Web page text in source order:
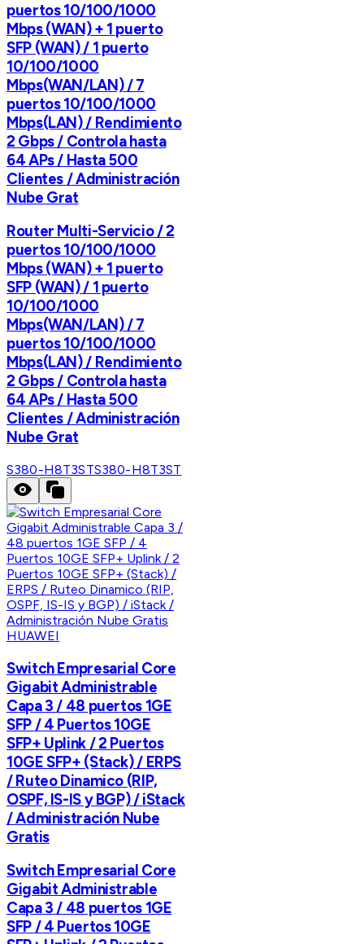
puertos 10/100/1000
Mbps (WAN) + 1 puerto
SFP (WAN) / 1 puerto
10/100/1000
Mbps(WAN/LAN) / 7
puertos 10/100/1000
Mbps(LAN) / Rendimiento
2 Gbps / Controla hasta
64 APs / Hasta 500
Clientes / Administración
Nube Grat
Router Multi-Servicio / 2
puertos 10/100/1000
Mbps (WAN) + 1 puerto
SFP (WAN) / 1 puerto
10/100/1000
Mbps(WAN/LAN) / 7
puertos 10/100/1000
Mbps(LAN) / Rendimiento
2 Gbps / Controla hasta
64 APs / Hasta 500
Clientes / Administración
Nube Grat
S380-H8T3STS380-H8T3ST
HUAWEI
Switch Empresarial Core
Gigabit Administrable
Capa 3 / 48 puertos 1GE
SFP / 4 Puertos 10GE
SFP+ Uplink / 2 Puertos
10GE SFP+ (Stack) / ERPS
/ Ruteo Dinamico (RIP,
OSPF, IS-IS y BGP) / iStack
/ Administración Nube
Gratis
Switch Empresarial Core
Gigabit Administrable
Capa 3 / 48 puertos 1GE
SFP / 4 Puertos 10GE